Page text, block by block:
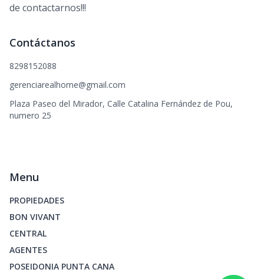
de contactarnos!!!
Contáctanos
8298152088
gerenciarealhome@gmail.com
Plaza Paseo del Mirador, Calle Catalina Fernández de Pou,
numero 25
Menu
PROPIEDADES
BON VIVANT
CENTRAL
AGENTES
POSEIDONIA PUNTA CANA